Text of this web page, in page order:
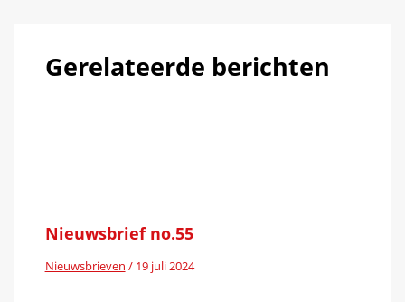
Gerelateerde berichten
Nieuwsbrief no.55
Nieuwsbrieven / 19 juli 2024